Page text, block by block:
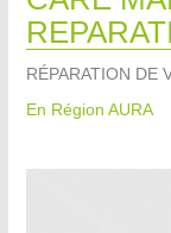
RÉPARATION DE
En Région AURA